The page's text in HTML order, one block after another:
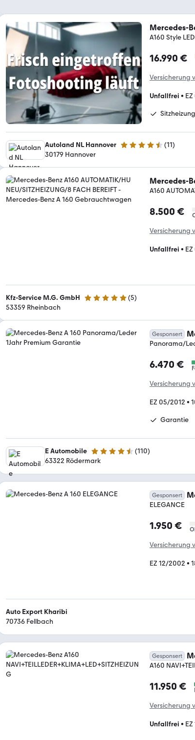
Mercedes-
A160 Style
16.990 €
Versicherung
Unfallfrei •
Sitzheizung
Autoland NL Hannover 4.7 Sterne (11)
30179 Hannover
Mercedes-
A160
8.500 €
Versicherung
Unfallfrei •
Kfz-Service M.G. GmbH 4.8 Sterne (5)
53359 Rheinbach
Gesponsert
Panorama/
6.470 €
Versicherung
EZ 05/2012 •
Garantie
E Automobile 4.6 Sterne (110)
63322 Rödermark
Gesponsert
ELEGANCE
1.950 €
Versicherung
EZ 12/2002 •
Auto Export Kharibi
70736 Fellbach
Gesponsert
A160
11.950 €
Versicherung
Unfallfrei •